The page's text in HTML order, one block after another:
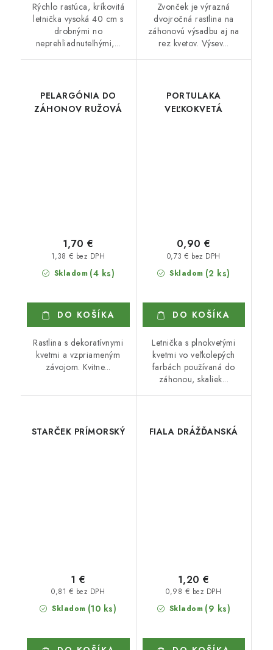
Rýchlo rastúca, kríkovitá
letnička vysoká 40 cm s
drobnými no
neprehliadnuteľnými,...
Zvonček je výrazná
dvojročná rastlina na
záhonovú výsadbu aj na
rez kvetov. Výsev...
PELARGÓNIA DO
ZÁHONOV RUŽOVÁ
Skladom (4 ks)
1,38 € bez DPH
1,70 €
DO KOŠÍKA
Rastlina s dekoratívnymi
kvetmi a vzpriameným
závojom. Kvitne...
PORTULAKA
VEĽKOKVETÁ
Skladom (2 ks)
0,73 € bez DPH
0,90 €
DO KOŠÍKA
Letnička s plnokvetými
kvetmi vo veľkolepých
farbách používaná do
záhonou, skaliek...
STARČEK PRÍMORSKÝ
Skladom (10 ks)
0,81 € bez DPH
1 €
FIALA DRÁŽĎANSKÁ
Skladom (9 ks)
0,98 € bez DPH
1,20 €